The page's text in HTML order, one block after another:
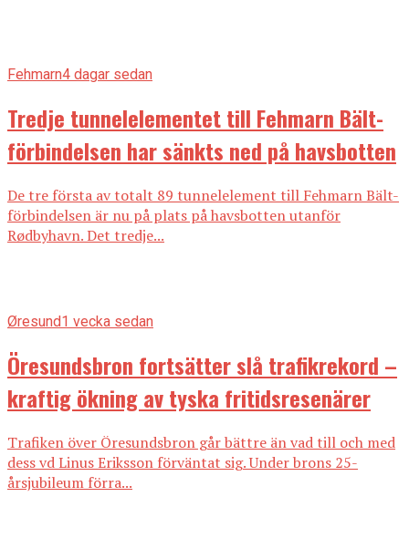
Fehmarn4 dagar sedan
Tredje tunnelelementet till Fehmarn Bält-
förbindelsen har sänkts ned på havsbotten
De tre första av totalt 89 tunnelelement till Fehmarn Bält-
förbindelsen är nu på plats på havsbotten utanför
Rødbyhavn. Det tredje...
Øresund1 vecka sedan
Öresundsbron fortsätter slå trafikrekord –
kraftig ökning av tyska fritidsresenärer
Trafiken över Öresundsbron går bättre än vad till och med
dess vd Linus Eriksson förväntat sig. Under brons 25-
årsjubileum förra...